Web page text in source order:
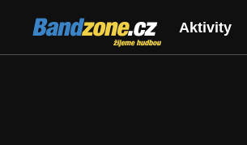
Bandzone.cz
žijeme hudbou
Aktivity